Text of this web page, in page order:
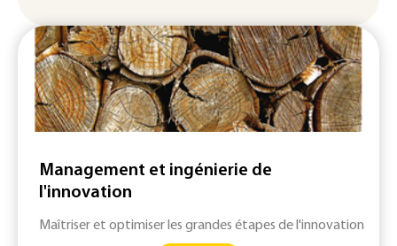
Management et ingénierie de
l'innovation
Maîtriser et optimiser les grandes étapes de l'innovation